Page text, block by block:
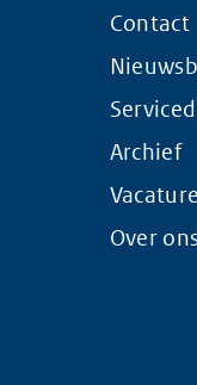
Contact
Archief
Over